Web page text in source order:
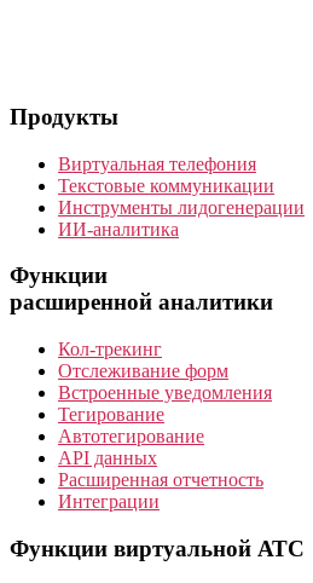
Продукты
Виртуальная телефония
Текстовые коммуникации
Инструменты лидогенерации
ИИ-аналитика
Функции
расширенной аналитики
Кол-трекинг
Отслеживание форм
Встроенные уведомления
Тегирование
Автотегирование
API данных
Расширенная отчетность
Интеграции
Функции виртуальной АТС